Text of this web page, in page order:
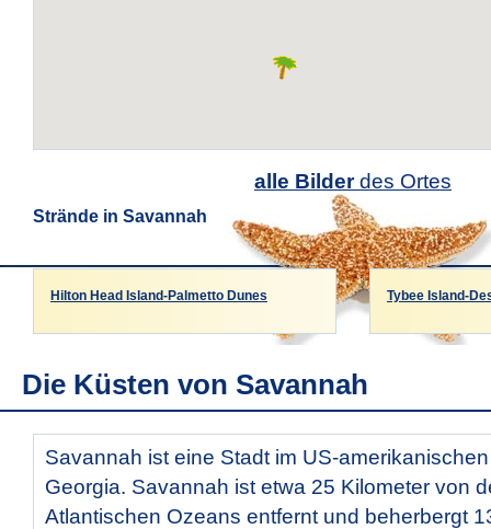
alle Bilderdes Ortes
Strände in Savannah
Hilton Head Island-Palmetto Dunes Tybee Island-
Die Küsten von Savannah
Savannah ist eine Stadt im US-
Georgia. Savannah ist etwa 25 Kilometer von
Atlantischen Ozeans entfernt und beherbergt